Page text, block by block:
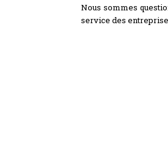
Nous sommes
service des